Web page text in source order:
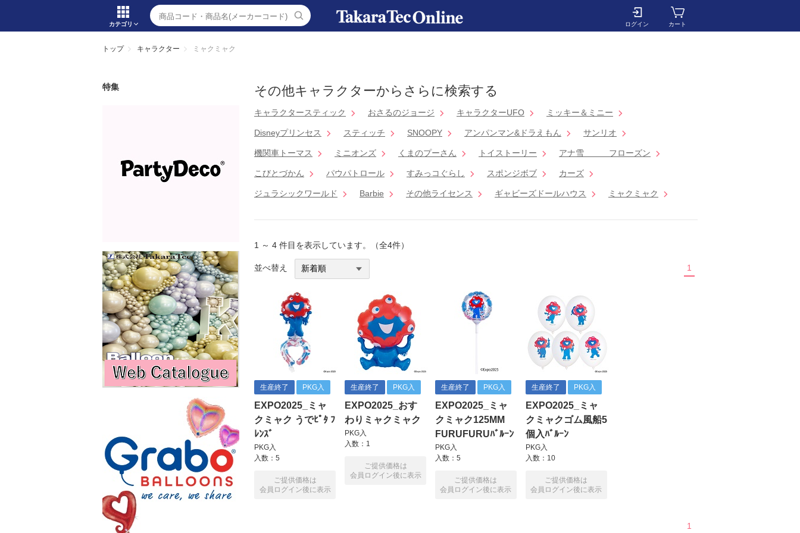
カテゴリ ログイン カート
トップ キャラクター ミャクミャク
特集 その他キャラクターからさらに検索する
キャラクタースティック おさるのジョージ キャラクターUFO ミッキー＆ミニー
Disneyプリンセス スティッチ SNOOPY アンパンマン&ドラえもん サンリオ
機関車トーマス ミニオンズ くまのプーさん トイストーリー アナ雪 フローズン
こびとづかん パウパトロール すみっコぐらし スポンジボブ カーズ
ジュラシックワールド Barbie その他ライセンス ギャビーズドールハウス ミャクミャク
1 ～ 4 件目を表示しています。（全4件）
並べ替え 1
生産終了 PKG入
EXPO2025_ミャ
クミャク うでﾋﾟﾀ ﾌ
ﾚﾝｽﾞ
PKG入
入数：5
ご提供価格は
会員ログイン後に表示
生産終了 PKG入
EXPO2025_おす
わりミャクミャク
PKG入
入数：1
ご提供価格は
会員ログイン後に表示
生産終了 PKG入
EXPO2025_ミャ
クミャク125MM
FURUFURUﾊﾞﾙｰﾝ
PKG入
入数：5
ご提供価格は
会員ログイン後に表示
生産終了 PKG入
EXPO2025_ミャ
クミャクゴム風船5
個入ﾊﾞﾙｰﾝ
PKG入
入数：10
ご提供価格は
会員ログイン後に表示
1